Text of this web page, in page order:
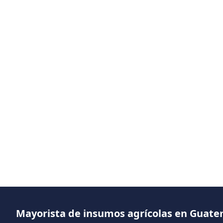
Mayorista de insumos agrícolas en